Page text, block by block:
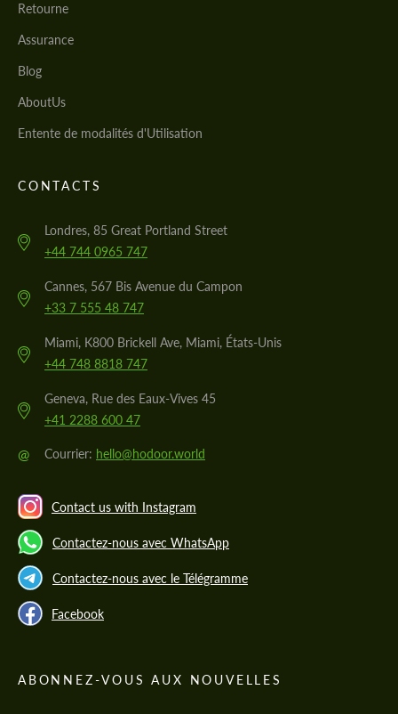
Retourne
Assurance
Blog
AboutUs
Entente de modalités d'Utilisation
CONTACTS
Londres, 85 Great Portland Street
+44 744 0965 747
Cannes, 567 Bis Avenue du Campon
+33 7 555 48 747
Miami, K800 Brickell Ave, Miami, États-Unis
+44 748 8818 747
Geneva, Rue des Eaux-Vives 45
+41 2288 600 47
@ Courrier: hello@hodoor.world
Contact us with Instagram
Contactez-nous avec WhatsApp
Contactez-nous avec le Télégramme
Facebook
ABONNEZ-VOUS AUX NOUVELLES